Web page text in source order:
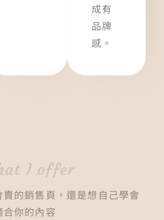
成有
品牌
感。
I offer
的銷售頁，還是想自己學會
你的內容